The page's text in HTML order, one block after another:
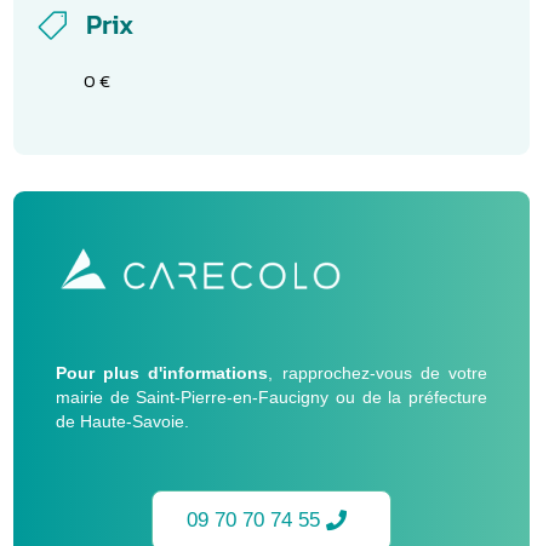
 Prix
0 €
Pour plus d'informations , rapprochez-vous de votre
mairie de Saint-Pierre-en-Faucigny ou de la préfecture
de Haute-Savoie.
09 70 70 74 55